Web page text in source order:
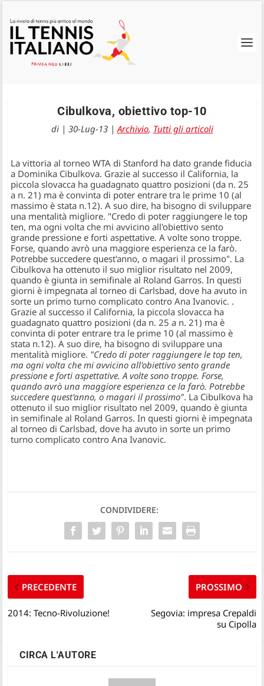
Cibulkova, obiettivo top-10
di | 30-Lug-13|Archivio, Tutti gli articoli
La vittoria al torneo WTA di Stanford ha dato grande fiducia
a Dominika Cibulkova. Grazie al successo il California, la
piccola slovacca ha guadagnato quattro posizioni (da n. 25
a n. 21) ma è convinta di poter entrare tra le prime 10 (al
massimo è stata n.12). A suo dire, ha bisogno di sviluppare
una mentalità migliore. "Credo di poter raggiungere le top
ten, ma ogni volta che mi avvicino all'obiettivo sento
grande pressione e forti aspettative. A volte sono troppe.
Forse, quando avrò una maggiore esperienza ce la farò.
Potrebbe succedere quest'anno, o magari il prossimo". La
Cibulkova ha ottenuto il suo miglior risultato nel 2009,
quando è giunta in semifinale al Roland Garros. In questi
giorni è impegnata al torneo di Carlsbad, dove ha avuto in
sorte un primo turno complicato contro Ana Ivanovic. .
Grazie al successo il California, la piccola slovacca ha
guadagnato quattro posizioni (da n. 25 a n. 21) ma è
convinta di poter entrare tra le prime 10 (al massimo è
stata n.12). A suo dire, ha bisogno di sviluppare una
mentalità migliore. "Credo di poter raggiungere le top ten,
ma ogni volta che mi avvicino all'obiettivo sento grande
pressione e forti aspettative. A volte sono troppe. Forse,
quando avrò una maggiore esperienza ce la farò. Potrebbe
succedere quest'anno, o magari il prossimo". La Cibulkova ha
ottenuto il suo miglior risultato nel 2009, quando è giunta
in semifinale al Roland Garros. In questi giorni è impegnata
al torneo di Carlsbad, dove ha avuto in sorte un primo
turno complicato contro Ana Ivanovic.
CONDIVIDERE:
PRECEDENTE
2014: Tecno-Rivoluzione!
PROSSIMO
Segovia: impresa Crepaldi
su Cipolla
CIRCA L'AUTORE